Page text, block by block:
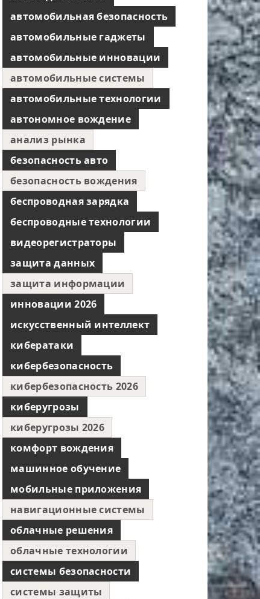
автомобильная безопасность
автомобильные гаджеты
автомобильные инновации
автомобильные системы
автомобильные технологии
автономное вождение
анализ рынка
безопасность авто
безопасность вождения
беспроводная зарядка
беспроводные технологии
видеорегистраторы
защита данных
защита информации
инновации 2026
искусственный интеллект
кибератаки
кибербезопасность
кибербезопасность 2026
киберугрозы
киберугрозы 2026
комфорт вождения
машинное обучение
мобильные приложения
навигационные системы
облачные решения
облачные технологии
системы безопасности
системы защиты